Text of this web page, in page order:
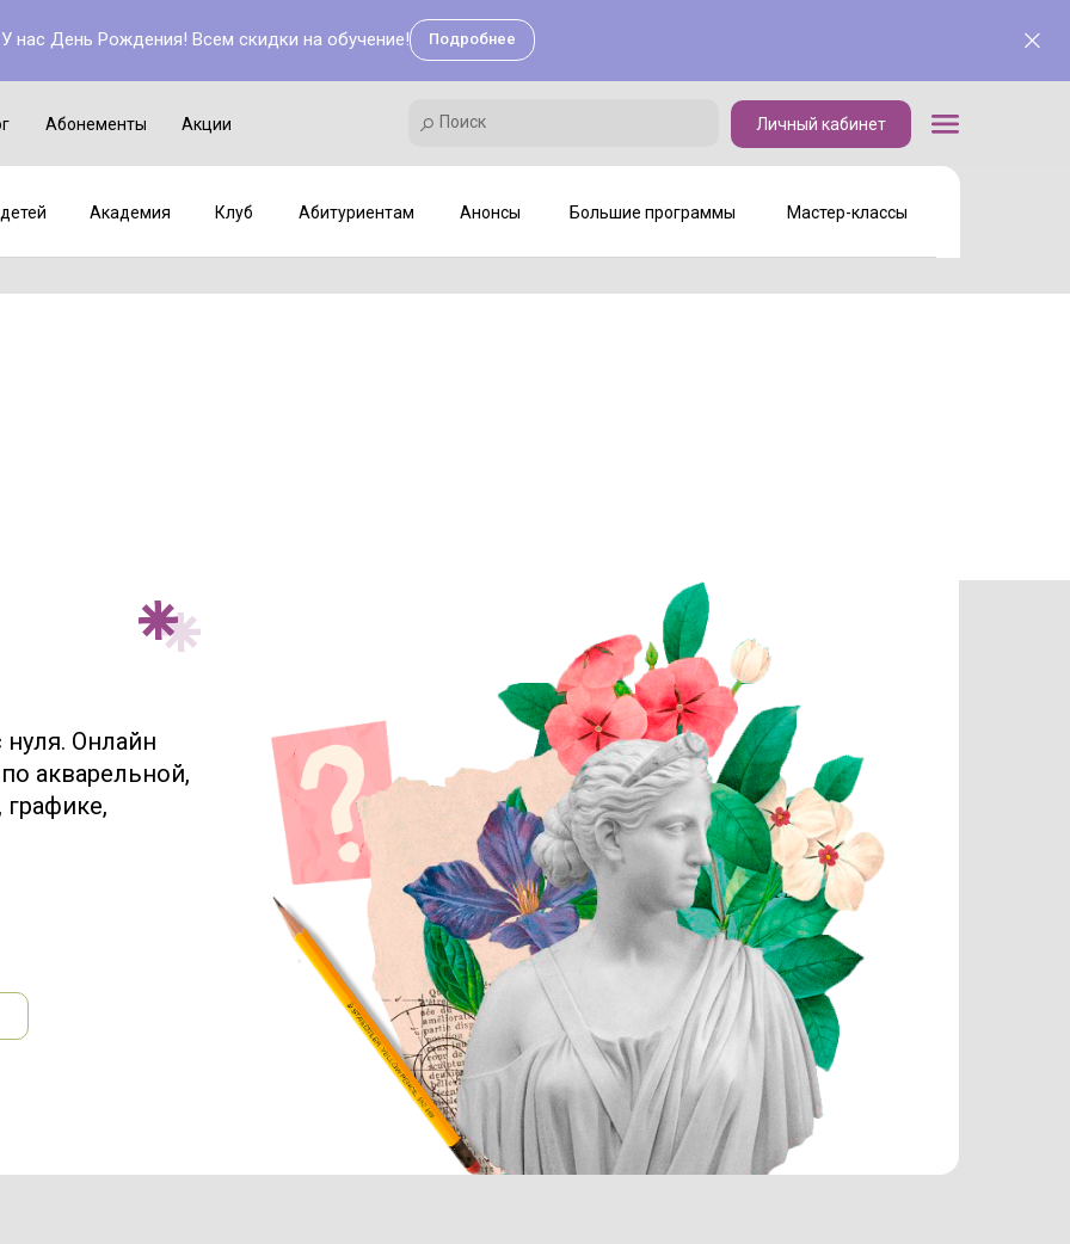
У нас День Рождения! Всем скидки на обучение! Подробнее
Акции
Абонементы Личный кабинет
Поиск
Мастер-классы
Академия Клуб Абитуриентам Анонсы Большие программы
Поиск
Академия Клуб Мастер-классы
Онлайн
акварельной,